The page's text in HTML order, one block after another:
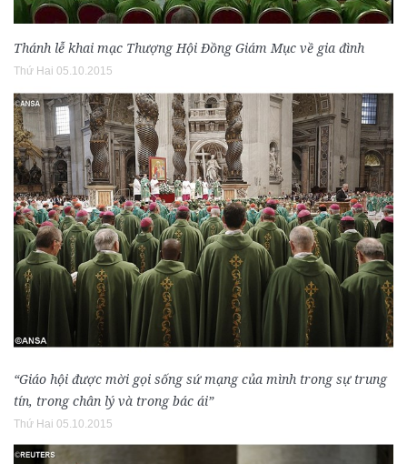
Thánh lễ khai mạc Thượng Hội Đồng Giám Mục về gia đình
Thứ Hai 05.10.2015
“Giáo hội được mời gọi sống sứ mạng của mình trong sự trung
tín, trong chân lý và trong bác ái”
Thứ Hai 05.10.2015